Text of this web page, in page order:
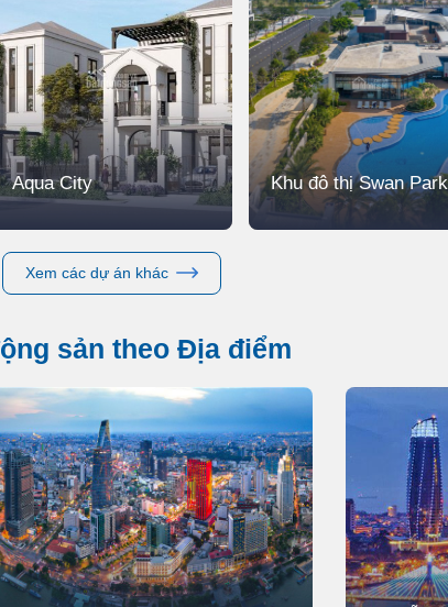
Aqua City Khu đô thị Swan Park
Xem các dự án khác
sản theo Địa điểm